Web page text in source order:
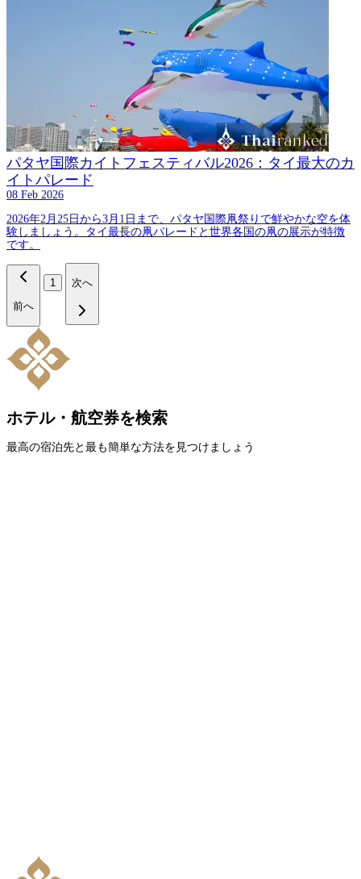
パタヤ国際カイトフェスティバル2026：タイ最大のカ
イトパレード
08 Feb 2026
2026年2月25日から3月1日まで、パタヤ国際凧祭りで鮮やかな空を体
験しましょう。タイ最長の凧パレードと世界各国の凧の展示が特徴
です。
前へ
1 次へ
ホテル・航空券を検索
最高の宿泊先と最も簡単な方法を見つけましょう